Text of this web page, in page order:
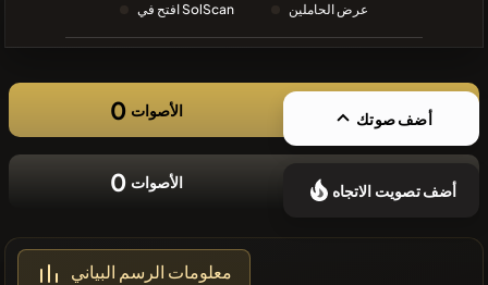
عملات مشفرة
افتح في SolScan عرض الحاملين
0 الأصوات أضف صوتك
0 الأصوات أضف تصويت الاتجاه
معلومات الرسم البياني